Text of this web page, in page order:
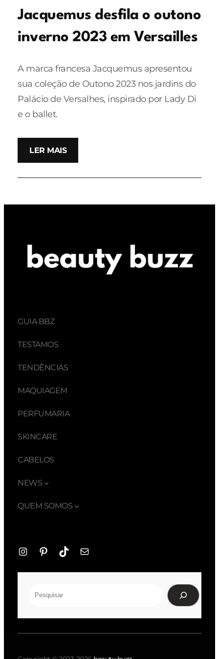
Jacquemus desfila o outono
inverno 2023 em Versailles
A marca francesa Jacquemus apresentou
sua coleção de Outono 2023 nos jardins do
Palácio de Versalhes, inspirado por Lady Di
e o ballet.
LER MAIS
GUIA BBZ
TESTAMOS
TENDÊNCIAS
MAQUIAGEM
PERFUMARIA
SKINCARE
CABELOS
NEWS
QUEM SOMOS
InstagramPinterestTikTokE-